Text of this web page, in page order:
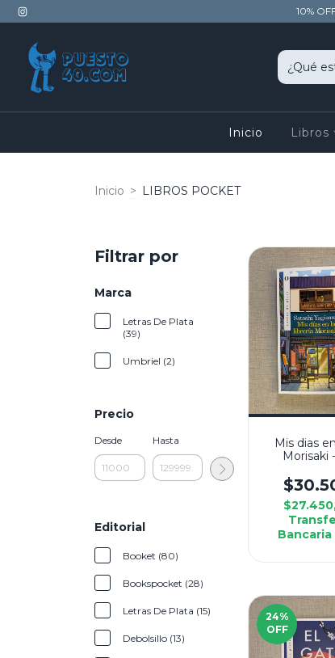
10%
Inicio Libros
Inicio > LIBROS POCKET
Filtrar por
Marca
Letras De Plata
(39)
Umbriel (2)
Precio
Desde Hasta
Editorial
Booket (80)
Bookspocket (28)
Letras De Plata (15)
Debolsillo (13)
Mis dias
Morisaki
Bancaria
24%
OFF